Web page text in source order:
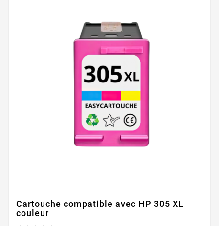
Cartouche compatible avec HP 305 XL
couleur